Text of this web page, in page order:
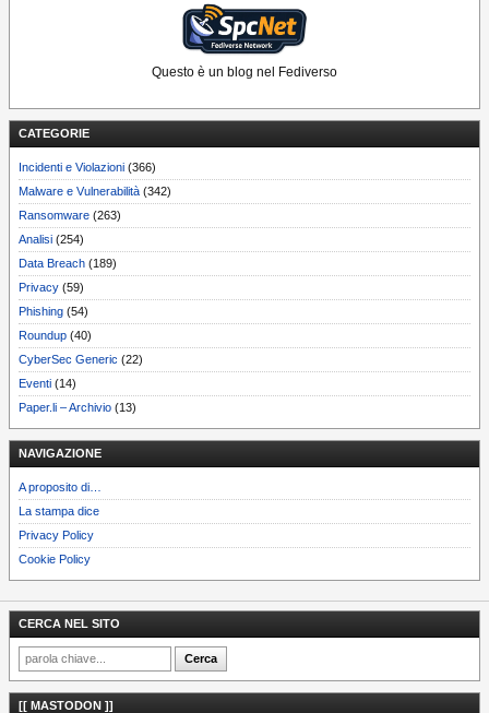
Questo è un blog nel Fediverso
CATEGORIE
Incidenti e Violazioni (366)
Malware e Vulnerabilità (342)
Ransomware (263)
Analisi (254)
Data Breach (189)
Privacy (59)
Phishing (54)
Roundup (40)
CyberSec Generic (22)
Eventi (14)
Paper.li – Archivio (13)
NAVIGAZIONE
A proposito di…
La stampa dice
Privacy Policy
Cookie Policy
CERCA NEL SITO
[[ MASTODON ]]